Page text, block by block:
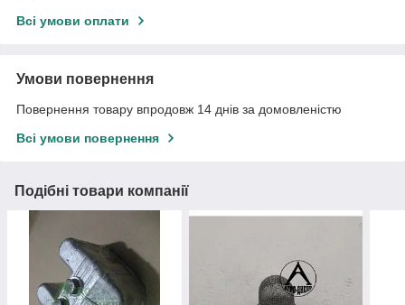
Всі умови оплати
Умови повернення
Повернення товару впродовж 14 днів за домовленістю
Всі умови повернення
Подібні товари компанії